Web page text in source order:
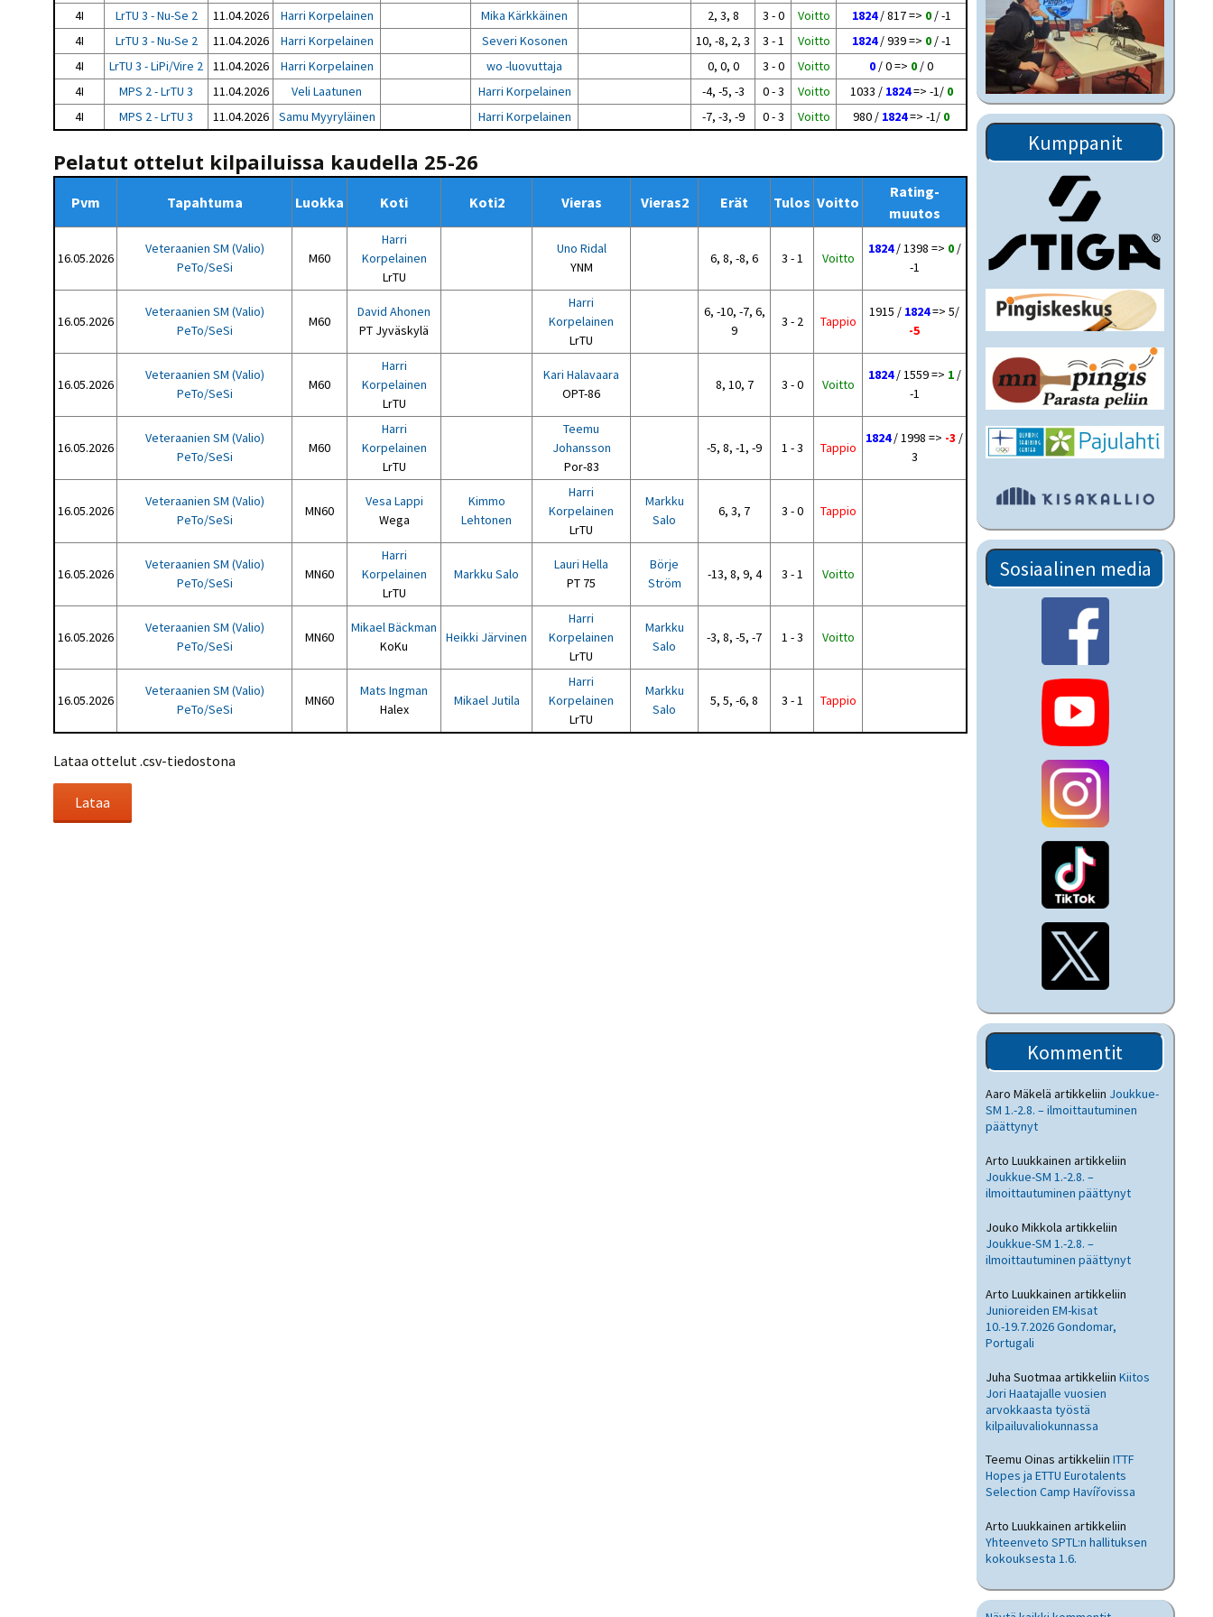
4I
LrTU 3 - Nu-Se 2 11.04.2026 Harri Korpelainen Mika Kärkkäinen 2, 3, 8 3 - 0 Voitto 1824/ 817 => 0/ -1
4I
LrTU 3 - Nu-Se 2 11.04.2026 Harri Korpelainen Severi Kosonen 10, -8, 2, 3 3 - 1 Voitto 1824/ 939 => 0/ -1
4I
LrTU 3 - LiPi/Vire 2 11.04.2026 Harri Korpelainen wo -luovuttaja 0, 0, 0 3 - 0 Voitto 0 / 0 => 0 / 0
4I
MPS 2 - LrTU 3 11.04.2026 Veli Laatunen Harri Korpelainen -4, -5, -3 0 - 3 Voitto 1033 / 1824=> -1/ 0
4I
MPS 2 - LrTU 3 11.04.2026 Samu Myyryläinen Harri Korpelainen -7, -3, -9 0 - 3 Voitto 980 / 1824=> -1/ 0
Pelatut ottelut kilpailuissa kaudella 25-26
Pvm Tapahtuma Luokka Koti Koti2 Vieras Vieras2 Erät Tulos Voitto
Rating-
muutos
16.05.2026
Veteraanien SM (Valio)
PeTo/SeSi
M60
Harri
Korpelainen
LrTU
Uno Ridal
YNM
6, 8, -8, 6 3 - 1 Voitto
1824/ 1398 => 0/
-1
16.05.2026
Veteraanien SM (Valio)
PeTo/SeSi
M60
David Ahonen
PT Jyväskylä
Harri
Korpelainen
LrTU
6, -10, -7, 6,
9
3 - 2 Tappio
1915 / 1824=> 5/
-5
16.05.2026
Veteraanien SM (Valio)
PeTo/SeSi
M60
Harri
Korpelainen
LrTU
Kari Halavaara
OPT-86
8, 10, 7 3 - 0 Voitto
1824/ 1559 => 1/
-1
16.05.2026
Veteraanien SM (Valio)
PeTo/SeSi
M60
Harri
Korpelainen
LrTU
Teemu
Johansson
Por-83
-5, 8, -1, -9 1 - 3 Tappio
1824/ 1998 => -3 /
3
16.05.2026
Veteraanien SM (Valio)
PeTo/SeSi
MN60
Vesa Lappi
Wega
Kimmo
Lehtonen
Harri
Korpelainen
LrTU
Markku
Salo
6, 3, 7 3 - 0 Tappio
16.05.2026
Veteraanien SM (Valio)
PeTo/SeSi
MN60
Harri
Korpelainen
LrTU
Markku Salo
Lauri Hella
PT 75
Börje
Ström
-13, 8, 9, 4 3 - 1 Voitto
16.05.2026
Veteraanien SM (Valio)
PeTo/SeSi
MN60
Mikael Bäckman
KoKu
Heikki Järvinen
Harri
Korpelainen
LrTU
Markku
Salo
-3, 8, -5, -7 1 - 3 Voitto
16.05.2026
Veteraanien SM (Valio)
PeTo/SeSi
MN60
Mats Ingman
Halex
Mikael Jutila
Harri
Korpelainen
LrTU
Markku
Salo
5, 5, -6, 8 3 - 1 Tappio
Lataa ottelut .csv-tiedostona
Kumppanit
Sosiaalinen media
Kommentit
Aaro Mäkelä artikkeliin Joukkue-
SM 1.-2.8. – ilmoittautuminen
päättynyt
Arto Luukkainen artikkeliin
Joukkue-SM 1.-2.8. –
ilmoittautuminen päättynyt
Jouko Mikkola artikkeliin
Joukkue-SM 1.-2.8. –
ilmoittautuminen päättynyt
Arto Luukkainen artikkeliin
Junioreiden EM-kisat
10.-19.7.2026 Gondomar,
Portugali
Juha Suotmaa artikkeliin Kiitos
Jori Haatajalle vuosien
arvokkaasta työstä
kilpailuvaliokunnassa
Teemu Oinas artikkeliin ITTF
Hopes ja ETTU Eurotalents
Selection Camp Havířovissa
Arto Luukkainen artikkeliin
Yhteenveto SPTL:n hallituksen
kokouksesta 1.6.